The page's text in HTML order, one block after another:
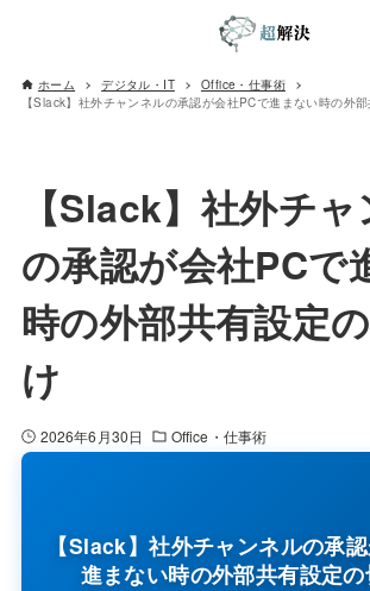
ホーム デジタル・IT
Office・仕事術
【Slack】社外チャンネルの承認が会社PCで進まない時の外
【Slack】社外チ
の承認が会社PCで
時の外部共有設定
け
2026年6月30日 Office・仕事術
【Slack】社外チャンネルの承
進まない時の外部共有設定